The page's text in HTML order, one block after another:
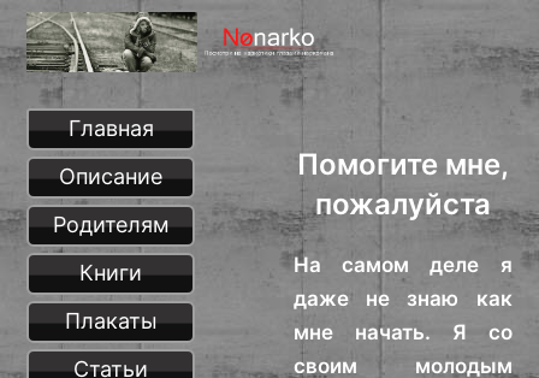
Помогите мне,
пожалуйста
На самом деле я
даже не знаю как
мне начать. Я со
своим молодым
Главная
Описание
Родителям
Книги
Плакаты
Статьи